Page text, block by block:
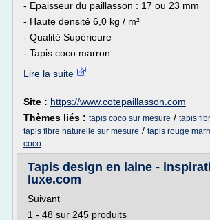
- Epaisseur du paillasson : 17 ou 23 mm
- Haute densité 6,0 kg / m²
- Qualité Supérieure
- Tapis coco marron...
Lire la suite
Site : https://www.cotepaillasson.com
Thèmes liés : tapis coco sur mesure / tapis
tapis fibre naturelle sur mesure / tapis rouge
coco
Tapis design en laine -
luxe.com
Suivant
1 - 48 sur 245 produits